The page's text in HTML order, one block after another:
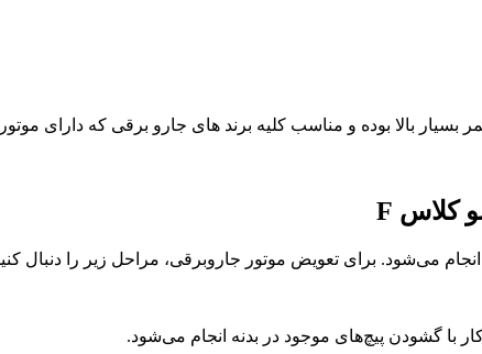
می‌شود. برای تعویض موتور جاروبرقی، مراحل زیر را دنبال